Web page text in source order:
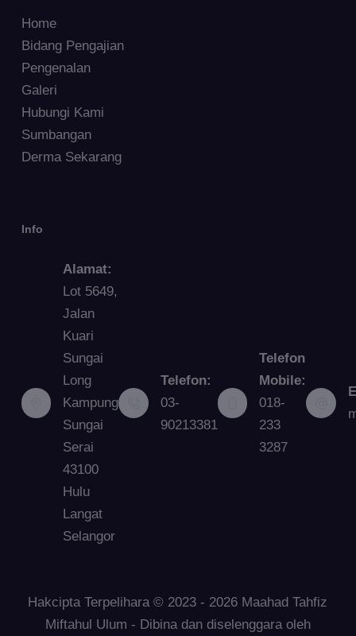
Home
Bidang Pengajian
Pengenalan
Galeri
Hubungi Kami
Sumbangan
Derma Sekarang
Info
Alamat:
Lot 5649,
Jalan
Kuari
Sungai
Long
Kampung
Sungai
Serai
43100
Hulu
Langat
Selangor
Telefon:
03-
90213381
Telefon
Mobile:
018-
233
3287
Hakcipta Terpelihara © 2023 - 2026 Maahad Tahfiz
Miftahul Ulum - Dibina dan diselenggara oleh